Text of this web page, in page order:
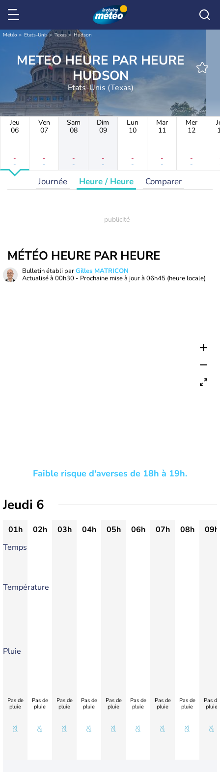
Météo Etats-Unis Texas Hudson
METEO HEURE PAR HEURE
HUDSON
Etats-Unis (Texas)
Jeu
06
-
-
Ven
07
-
-
Sam
08
-
-
Dim
09
-
-
Lun
10
-
-
Mar
11
-
-
Mer
12
-
-
Journée Heure / Heure Comparer
MÉTÉO HEURE PAR HEURE
Bulletin établi parGilles MATRICON
Actualisé à 00h30 - Prochaine mise à jour à 06h45 (heure locale)
Faible risque d'averses de 18h à 19h.
Jeudi 6
01h 02h 03h 04h 05h 06h 07h 08h
09h
Temps
Température
Pluie
Pas de
pluie
Pas de
pluie
Pas de
pluie
Pas de
pluie
Pas de
pluie
Pas de
pluie
Pas de
pluie
Pas de
pluie
Pas de
pluie